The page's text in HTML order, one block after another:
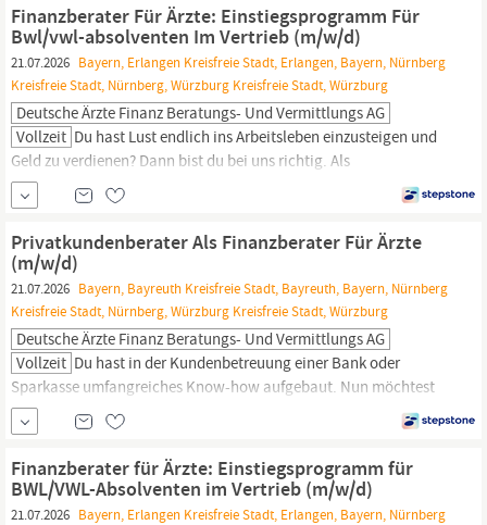
Finanzberater Für Ärzte: Einstiegsprogramm Für
Bwl/vwl-absolventen Im Vertrieb (m/w/d)
21.07.2026 Bayern, Erlangen Kreisfreie Stadt, Erlangen, Bayern, Nürnberg
Kreisfreie Stadt, Nürnberg, Würzburg Kreisfreie Stadt, Würzburg
Deutsche Ärzte Finanz Beratungs- Und Vermittlungs AG
Vollzeit Du hast Lust endlich ins Arbeitsleben einzusteigen und
Geld zu verdienen? Dann bist du bei uns richtig. Als
Finanzberater:infür Ärzte (m/w/d) lernst du im Training on the job
Mediziner:innen bedarfsgerecht zu beraten und passgenaue
Lösungen zu Finanz- und Versicherungsfragen zu finden. Die
Deutsche Ärzte Finanz gehört zur weltweit erfolgreichen AXA...
Privatkundenberater Als Finanzberater Für Ärzte
(m/w/d)
21.07.2026 Bayern, Bayreuth Kreisfreie Stadt, Bayreuth, Bayern, Nürnberg
Kreisfreie Stadt, Nürnberg, Würzburg Kreisfreie Stadt, Würzburg
Deutsche Ärzte Finanz Beratungs- Und Vermittlungs AG
Vollzeit Du hast in der Kundenbetreuung einer Bank oder
Sparkasse umfangreiches Know-how aufgebaut. Nun möchtest
du deine eigenen Karriereziele verfolgen, statt vorgegebene
Absatzziele zu erfüllen? Dann bist du bei uns richtig. Die Deutsche
Ärzte Finanz gehört zur weltweit erfolgreichen AXA Gruppe und
zur apoBank. Sie ist Deutschlands größter Finanzdienstleister für
Ärzt:innen,...
Finanzberater für Ärzte: Einstiegsprogramm für
BWL/VWL-Absolventen im Vertrieb (m/w/d)
21.07.2026 Bayern, Erlangen Kreisfreie Stadt, Erlangen, Bayern, Nürnberg